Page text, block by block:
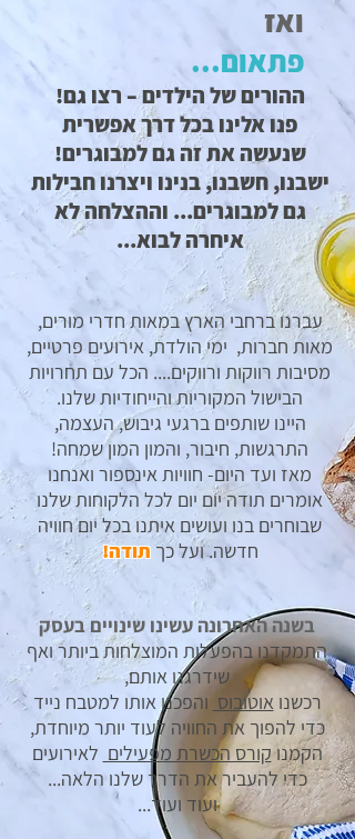
ואז
פתאום...
ההורים של הילדים – רצו גם!
פנו אלינו בכל דרך אפשרית
שנעשה את זה גם למבוגרים!
ישבנו, חשבנו, בנינו ויצרנו חבילות
גם למבוגרים... וההצלחה לא
איחרה לבוא...
עברנו ברחבי הארץ במאות חדרי מורים,
מאות חברות, ימי הולדת, אירועים פרטיים,
מסיבות רווקות ורווקים.... הכל עם תחרויות
הבישול המקוריות והייחודיות שלנו.
היינו שותפים ברגעי גיבוש, העצמה,
התרגשות, חיבור, והמון המון שמחה!
מאז ועד היום- חוויות אינספור ואנחנו
אומרים תודה יום יום לכל הלקוחות שלנו
שבוחרים בנו ועושים איתנו בכל יום חוויה
חדשה. ועל כךתודה!
בשנה האחרונה עשינו שינויים בעסק
התמקדנו בהפעלות המוצלחות ביותר ואף
שידרגנו אותם,
רכשנו אוטובוס והפכנו אותו למטבח נייד
כדי להפוך את החוויה לעוד יותר מיוחדת,
הקמנוקורס הכשרת מפעילים לאירועים
כדי להעביר את הדרך שלנו הלאה...
ועוד ועוד...